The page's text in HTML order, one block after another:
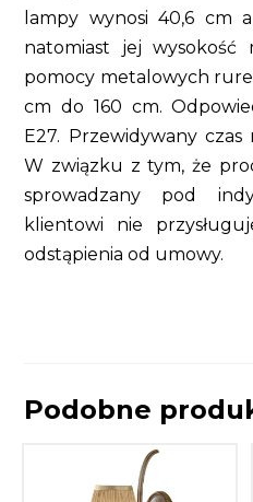
lampy wynosi 40,6 cm
natomiast jej wysokość
pomocy metalowych
cm do 160 cm.
E27. Przewidywany
W związku z tym, że
sprowadzany pod
klientowi nie
odstąpienia od umowy.
Podobne